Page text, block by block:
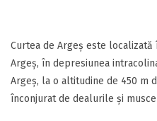
Curtea de Argeș este
Argeș, în depresiunea
Argeș, la o altitudine de 450 m
înconjurat de dealurile și